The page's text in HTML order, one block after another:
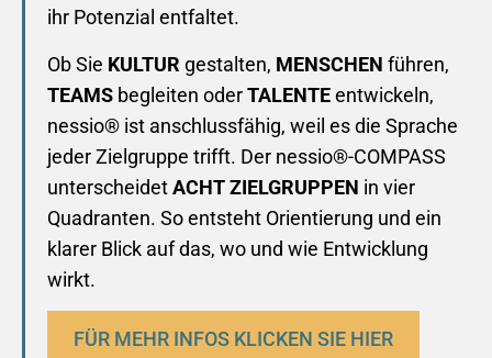
ihr Potenzial entfaltet.
Ob Sie KULTUR gestalten, MENSCHEN führen,
TEAMS begleiten oderTALENTEentwickeln,
nessio® ist anschlussfähig, weil es die Sprache
jeder Zielgruppe trifft. Der nessio®-COMPASS
unterscheidetACHTZIELGRUPPEN in vier
Quadranten. So entsteht Orientierung und ein
klarer Blick auf das, wo und wie Entwicklung
wirkt.
FÜR MEHR INFOS KLICKEN SIE HIER